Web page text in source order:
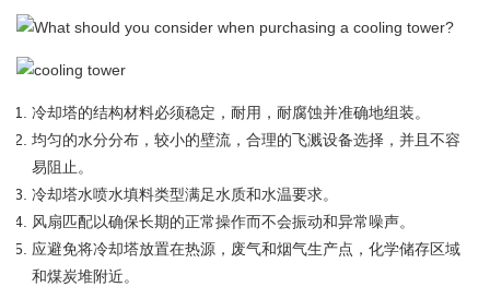
冷却塔的结构材料必须稳定，耐用，耐腐蚀并准确地组装。
均匀的水分分布，较小的壁流，合理的飞溅设备选择，并且不容
易阻止。
冷却塔水喷水填料类型满足水质和水温要求。
风扇匹配以确保长期的正常操作而不会振动和异常噪声。
应避免将冷却塔放置在热源，废气和烟气生产点，化学储存区域
和煤炭堆附近。